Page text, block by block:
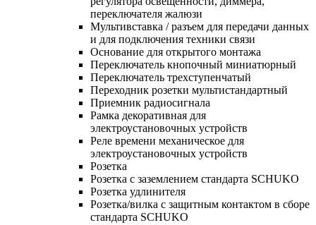
переключателя жалюзи
Мультивставка / разъем для передачи данных
и для подключения техники связи
Основание для открытого монтажа
Переключатель кнопочный миниатюрный
Переключатель трехступенчатый
Переходник розетки мультистандартный
Приемник радиосигнала
Рамка декоративная для
электроустановочных устройств
Реле времени механическое для
электроустановочных устройств
Розетка
Розетка с заземлением стандарта SCHUKO
Розетка удлинителя
Розетка/вилка с защитным контактом в сборе
стандарта SCHUKO